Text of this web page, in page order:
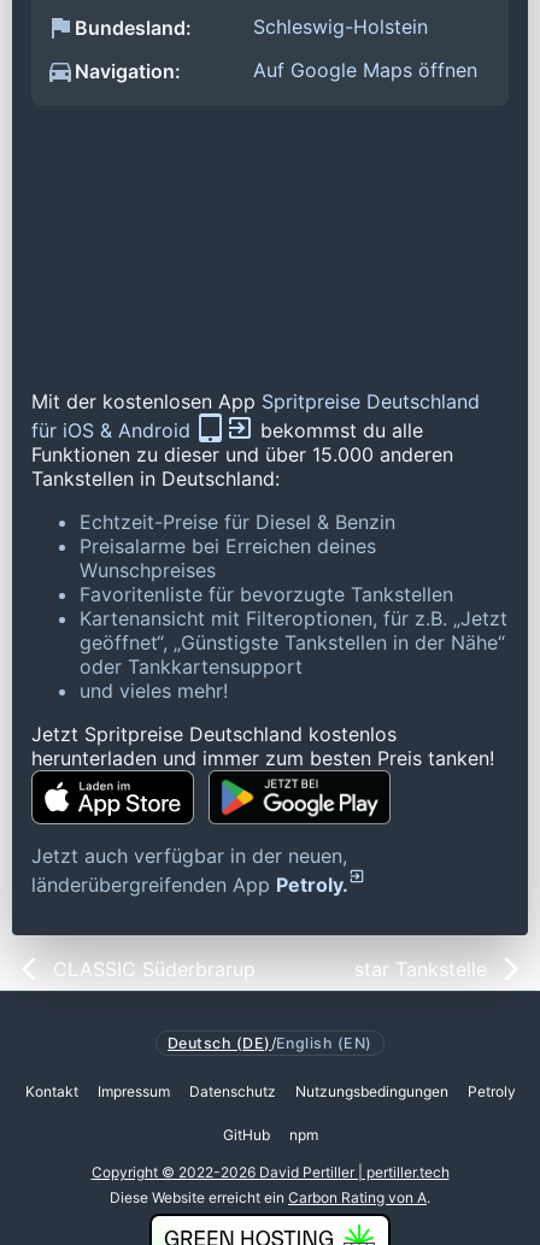
Bundesland:
Schleswig-Holstein
Navigation:
Auf Google Maps öffnen
Mit der kostenlosen App Spritpreise Deutschland
für iOS & Android
bekommst du alle
Funktionen zu dieser und über 15.000 anderen
Tankstellen in Deutschland:
Echtzeit-Preise für Diesel & Benzin
Preisalarme bei Erreichen deines
Wunschpreises
Favoritenliste für bevorzugte Tankstellen
Kartenansicht mit Filteroptionen, für z.B. „Jetzt
geöffnet“, „Günstigste Tankstellen in der Nähe“
oder Tankkartensupport
und vieles mehr!
Jetzt Spritpreise Deutschland kostenlos
herunterladen und immer zum besten Preis tanken!
Jetzt auch verfügbar in der neuen,
länderübergreifenden App Petroly.
CLASSIC Süderbrarup star Tankstelle
Deutsch (DE) /English (EN)
Kontakt Impressum Datenschutz Nutzungsbedingungen Petroly
GitHub npm
Copyright © 2022-2026 David Pertiller | pertiller.tech
Diese Website erreicht ein Carbon Rating von A.